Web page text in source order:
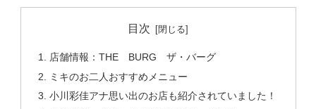
目次
店舗情報：THE BURG ザ・バーグ
ミキのお二人おすすめメニュー
小川彩佳アナ思い出のお店も紹介されていました！